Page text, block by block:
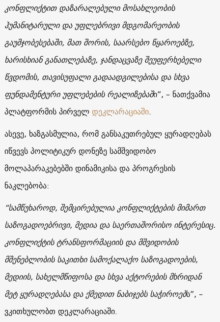
კონფლიქტით დაზარალებული მოსახლეობის
ჰუმანიტარული და უფლებრივი მდგომარეობის
გაუმჯობესებაში, მათ შორის, საარსებო წყაროებზე,
ხარისხიან განათლებაზე, ჯანდაცვაზე შეუფერხებელი
წვდომის, თავისუფალი გადაადგილებისა და სხვა
ფუნდამენტური უფლებების რეალიზებაში”, – ნათქვამია
პლატფორმის პირველდეკლარაციაში.
ასევე, ხაზგასმულია, რომ განსაკუთრებულ ყურადღებას
იწვევს პოლიტიკურ დონეზე სამშვიდობო
მოლაპარაკებებში დინამიკისა და პროგრესის
ნაკლებობა:
“სამწუხაროდ, შემცირებულია კონფლიქტების მიმართ
საზოგადოებრივი, მედია და საერთაშორისო ინტერესიც.
კონფლიქტის ტრანსფორმაციის და მშვიდობის
მშენებლობის საკითხი სამოქალაქო საზოგადოების,
მედიის, სახელმწიფოსა და სხვა აქტორების მხრიდან
მეტ ყურადღებასა და ქმედით ნაბიჯებს საჭიროებს”, –
ვკითხულობთ დეკლარაციაში.